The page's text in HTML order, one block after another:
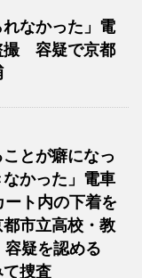
れなかった」電
撮 容疑で京都
ことが癖になっ
かった」電車
ト内の下着を
市立高校・教
容疑を認める
捜査